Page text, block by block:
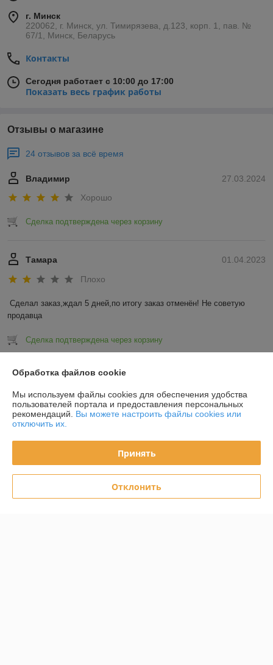
г. Минск
220062, г. Минск, ул. Тимирязева, д.123, корп. 1, пав. №
67/1, Минск, Беларусь
Контакты
Сегодня работает с 10:00 до 17:00
Показать весь график работы
Отзывы о магазине
24 отзывов за всё время
27.03.2024
Владимир
Хорошо
Сделка подтверждена через корзину
01.04.2023
Тамара
Плохо
Сделал заказ,ждал 5 дней,по итогу заказ отменён! Не советую
продавца
Сделка подтверждена через корзину
Показать все отзывы
О нас
Контакты
Доставка и оплата
График работы
Обработка файлов cookie
Мы используем файлы cookies для обеспечения удобства
пользователей портала и предоставления персональных
рекомендаций. Вы можете настроить файлы cookies или
отключить их.
Принять
Отклонить